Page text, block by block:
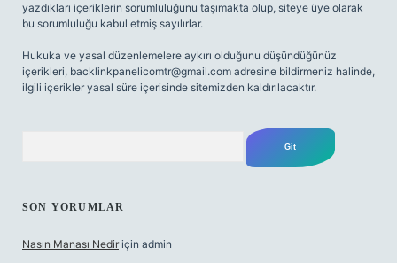
yazdıkları içeriklerin sorumluluğunu taşımakta olup, siteye üye olarak
bu sorumluluğu kabul etmiş sayılırlar.
Hukuka ve yasal düzenlemelere aykırı olduğunu düşündüğünüz
içerikleri, backlinkpanelicomtr@gmail.com adresine bildirmeniz halinde,
ilgili içerikler yasal süre içerisinde sitemizden kaldırılacaktır.
SON YORUMLAR
Nasın Manası Nedir için admin